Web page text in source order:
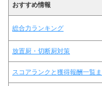
おすすめ情報
総合力ランキング
放置厨・切断厨対策
スコアランクと獲得報酬一覧